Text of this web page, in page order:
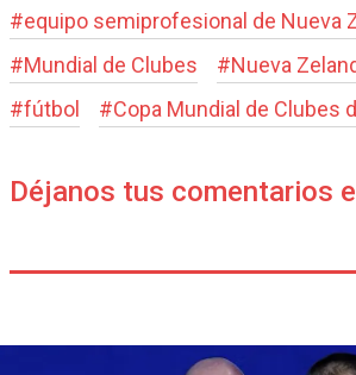
#equipo semiprofesional de Nueva
#Mundial de Clubes #Nueva
#fútbol #Copa Mundial de Clubes
Déjanos tus comentarios